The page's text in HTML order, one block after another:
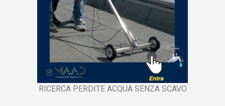
RICERCA PERDITE ACQUA SENZA SCAVO